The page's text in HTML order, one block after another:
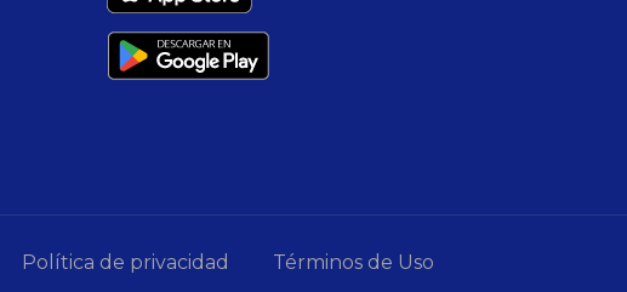
Política de privacidad Términos de Uso